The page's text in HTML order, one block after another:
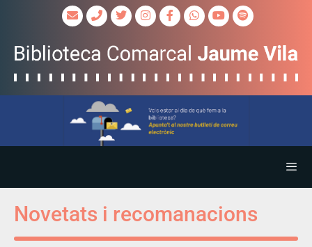
Novetats i recomanacions